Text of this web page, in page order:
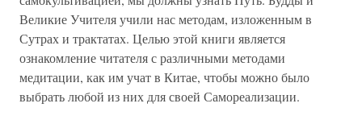
Великие Учителя учили нас методам, изложенным в
Сутрах и трактатах. Целью этой книги является
ознакомление читателя с различными методами
медитации, как им учат в Китае, чтобы можно было
выбрать любой из них для своей Самореализации.